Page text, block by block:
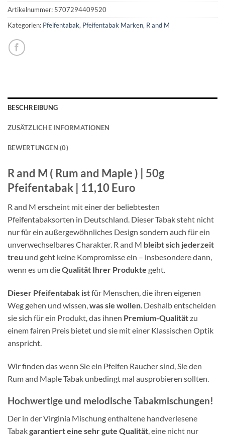
Artikelnummer: 5707294409520
Kategorien: Pfeifentabak, Pfeifentabak Marken, R and M
BESCHREIBUNG
ZUSÄTZLICHE INFORMATIONEN
BEWERTUNGEN (0)
R and M ( Rum and Maple ) | 50g
Pfeifentabak | 11,10 Euro
R and M erscheint mit einer der beliebtesten
Pfeifentabaksorten in Deutschland. Dieser Tabak steht nicht
nur für ein außergewöhnliches Design sondern auch für ein
unverwechselbares Charakter. R and M bleibt sich jederzeit
treu und geht keine Kompromisse ein – insbesondere dann,
wenn es um dieQualität Ihrer Produkte geht.
Dieser Pfeifentabak istfür Menschen, die ihren eigenen
Weg gehen und wissen,was sie wollen. Deshalb entscheiden
sie sich für ein Produkt, das ihnen Premium-Qualitätzu
einem fairen Preis bietet und sie mit einer Klassischen Optik
anspricht.
Wir finden das wenn Sie ein Pfeifen Raucher sind, Sie den
Rum and Maple Tabak unbedingt mal ausprobieren sollten.
Hochwertige und melodische Tabakmischungen!
Der in der Virginia Mischung enthaltene handverlesene
Tabakgarantiert eine sehr gute Qualität, eine nicht nur